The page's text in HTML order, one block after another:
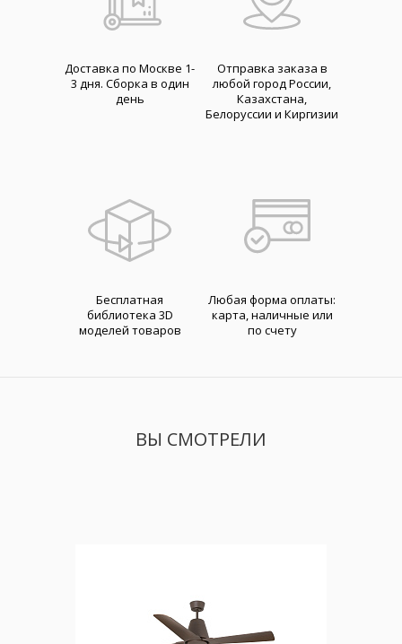
Доставка по Москве 1-
3 дня. Cборка в один
день
Отправка заказа в
любой город России,
Казахстана,
Белоруссии и Киргизии
Бесплатная
библиотека 3D
моделей товаров
Любая форма оплаты:
карта, наличные или
по счету
ВЫ СМОТРЕЛИ